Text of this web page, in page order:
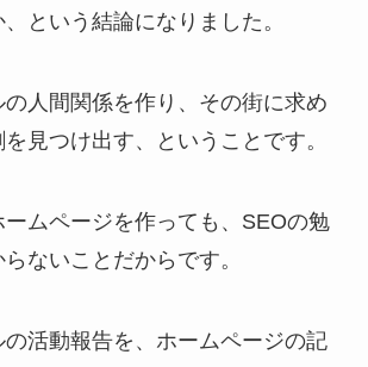
という結論になりました。
人間関係を作り、その街に求め
見つけ出す、ということです。
ームページを作っても、SEOの勉
ないことだからです。
活動報告を、ホームページの記